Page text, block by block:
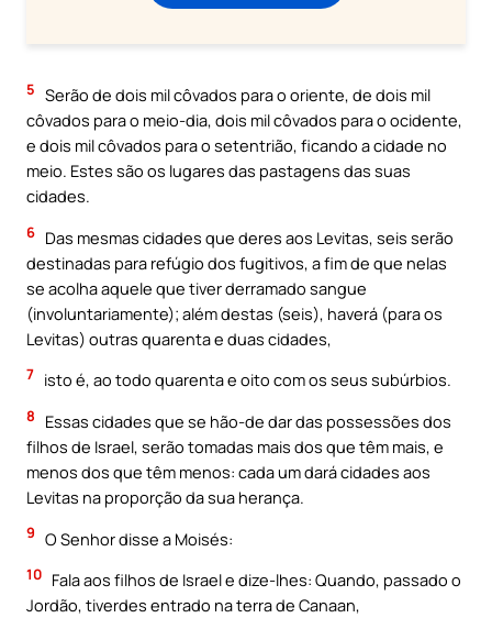
5 Serão de dois mil côvados para o oriente, de dois mil
côvados para o meio-dia, dois mil côvados para o ocidente,
e dois mil côvados para o setentrião, ficando a cidade no
meio. Estes são os lugares das pastagens das suas
cidades.
6 Das mesmas cidades que deres aos Levitas, seis serão
destinadas para refúgio dos fugitivos, a fim de que nelas
se acolha aquele que tiver derramado sangue
(involuntariamente); além destas (seis), haverá (para os
Levitas) outras quarenta e duas cidades,
7 isto é, ao todo quarenta e oito com os seus subúrbios.
8
Essas cidades que se hão-de dar das possessões dos
filhos de Israel, serão tomadas mais dos que têm mais, e
menos dos que têm menos: cada um dará cidades aos
Levitas na proporção da sua herança.
9 O Senhor disse a Moisés:
10 Fala aos filhos de Israel e dize-lhes: Quando, passado o
Jordão, tiverdes entrado na terra de Canaan,